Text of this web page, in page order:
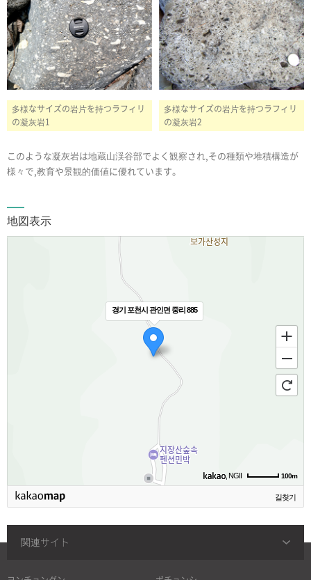
多様なサイズの岩片を持つラフィリ
の凝灰岩1
多様なサイズの岩片を持つラフィリ
の凝灰岩2
このような凝灰岩は地蔵山渓谷部でよく観察され,その種類や堆積構造が
様々で,教育や景観的価値に優れています。
地図表示
경기 포천시 관인면 중리 885
100m
, NGII
길찾기
関連サイト